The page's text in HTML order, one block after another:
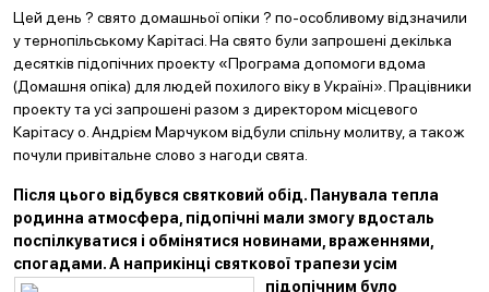
Цей день ? свято домашньої опіки ? по-особливому відзначили
у тернопільському Карітасі. На свято були запрошені декілька
десятків підопічних проекту «Програма допомоги вдома
(Домашня опіка) для людей похилого віку в Україні». Працівники
проекту та усі запрошені разом з директором місцевого
Карітасу о. Андрієм Марчуком відбули спільну молитву, а також
почули привітальне слово з нагоди свята.
Після цього відбувся святковий обід. Панувала тепла
родинна атмосфера, підопічні мали змогу вдосталь
поспілкуватися і обмінятися новинами, враженнями,
спогадами. А наприкінці святкової трапези усім
підопічним було